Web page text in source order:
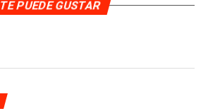
TE PUEDE GUSTAR